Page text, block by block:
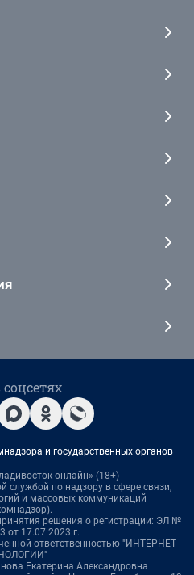
и государственных органов
онлайн» (18+)
службой по надзору в сфере связи,
и массовых коммуникаций
решения о регистрации: ЭЛ №
от 17.07.2023 г.
ответственностью "ИНТЕРНЕТ
Екатерина Александровна